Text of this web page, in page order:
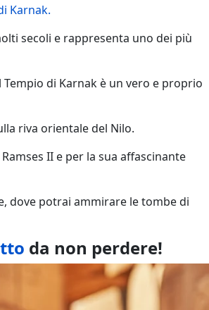
Karnak.
secoli e rappresenta uno dei più
di Karnak è un vero e proprio
riva orientale del Nilo.
II e per la sua affascinante
dove potrai ammirare le tombe di
da non perdere!